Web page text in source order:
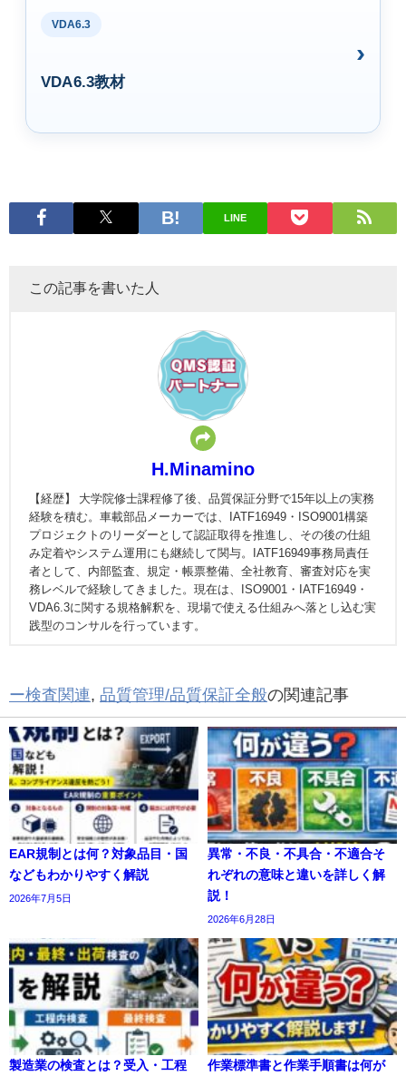
VDA6.3
VDA6.3教材
LINE
この記事を書いた人
H.Minamino
【経歴】 大学院修士課程修了後、品質保証分野で15年以上の実務
経験を積む。車載部品メーカーでは、IATF16949・ISO9001構築
プロジェクトのリーダーとして認証取得を推進し、その後の仕組
み定着やシステム運用にも継続して関与。IATF16949事務局責任
者として、内部監査、規定・帳票整備、全社教育、審査対応を実
務レベルで経験してきました。現在は、ISO9001・IATF16949・
VDA6.3に関する規格解釈を、現場で使える仕組みへ落とし込む実
践型のコンサルを行っています。
ー検査関連 品質管理/品質保証全般の関連記事
EAR規制とは何？対象品目・国
などもわかりやすく解説
2026年7月5日
異常・不良・不具合・不適合そ
れぞれの意味と違いを詳しく解
説！
2026年6月28日
製造業の検査とは？受入・工程 作業標準書と作業手順書は何が